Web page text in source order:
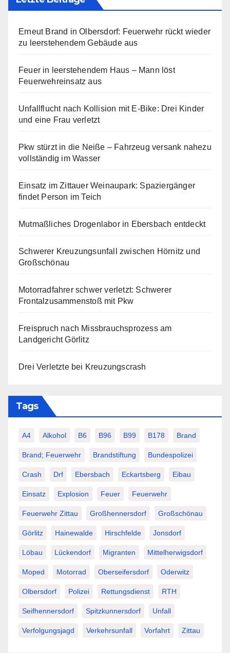
Erneut Brand in Olbersdorf: Feuerwehr rückt wieder
zu leerstehendem Gebäude aus
Feuer in leerstehendem Haus – Mann löst
Feuerwehreinsatz aus
Unfallflucht nach Kollision mit E-Bike: Drei Kinder
und eine Frau verletzt
Pkw stürzt in die Neiße – Fahrzeug versank nahezu
vollständig im Wasser
Einsatz im Zittauer Weinaupark: Spaziergänger
findet Person im Teich
Mutmaßliches Drogenlabor in Ebersbach entdeckt
Schwerer Kreuzungsunfall zwischen Hörnitz und
Großschönau
Motorradfahrer schwer verletzt: Schwerer
Frontalzusammenstoß mit Pkw
Freispruch nach Missbrauchsprozess am
Landgericht Görlitz
Drei Verletzte bei Kreuzungscrash
Tags
A4 Alkohol B6 B96 B99 B178 Brand
Brand; Feuerwehr Brandstiftung Bundespolizei
Crash Drf Ebersbach Eckartsberg Eibau
Einsatz Explosion Feuer Feuerwehr
Feuerwehr Zittau Großhennersdorf Großschönau
Görlitz Hainewalde Hirschfelde Jonsdorf
Löbau Lückendorf Migranten Mittelherwigsdorf
Moped Motorrad Oberseifersdorf Oderwitz
Olbersdorf Polizei Rettungsdienst RTH
Seifhennersdorf Spitzkunnersdorf Unfall
Verfolgungsjagd Verkehrsunfall Vorfahrt Zittau